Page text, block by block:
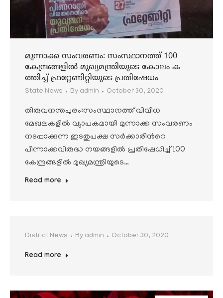
മുന്നാക്ക സംവരണം: സംസ്ഥാനത്ത് 100
കേന്ദ്രങ്ങളിൽ മുഖ്യമന്ത്രിയുടെ കോലം ക
ത്തിച്ച് ഫ്രറ്റേണിറ്റിയുടെ പ്രതിഷേധം
State News By admin October 30, 2020
തിരുവനന്തപുരം:സംസ്ഥാനത്ത് വിവിധ
മേഖലകളിൽ വ്യാപകമായി മുന്നാക്ക സംവരണം
നടപ്പാക്കുന്ന ഇടതുപക്ഷ സർക്കാരിൻറെ
പിന്നാക്കവിരുദ്ധ നയങ്ങളിൽ പ്രതിഷേധിച്ച് 100
കേന്ദ്രങ്ങളിൽ മുഖ്യമന്ത്രിയുടെ…
Read more
District News By admin October 30, 2020
Read more